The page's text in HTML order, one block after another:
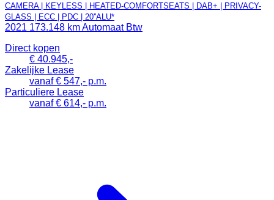
CAMERA | KEYLESS | HEATED-COMFORTSEATS | DAB+ | PRIVACY-
GLASS | ECC | PDC | 20''ALU*
2021 173.148 kmAutomaat Btw
Direct kopen
€ 40.945,-
Zakelijke Lease
vanaf € 547,- p.m.
Particuliere Lease
vanaf € 614,- p.m.